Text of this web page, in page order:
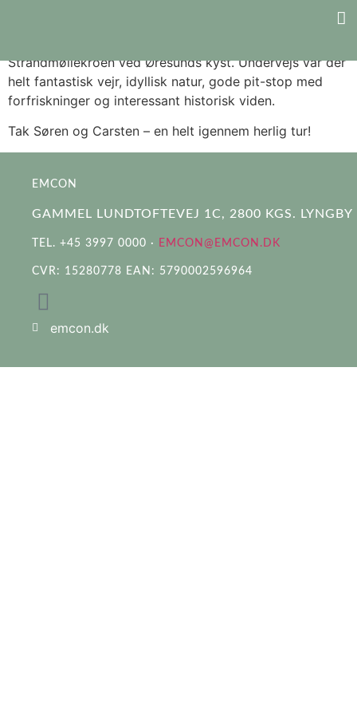
Strandmøllekroen ved Øresunds kyst. Undervejs var der
helt fantastisk vejr, idyllisk natur, gode pit-stop med
forfriskninger og interessant historisk viden.
Tak Søren og Carsten – en helt igennem herlig tur!
EMCON
GAMMEL LUNDTOFTEVEJ 1C, 2800 KGS. LYNGBY
TEL. +45 3997 0000 · EMCON@EMCON.DK
CVR: 15280778 EAN: 5790002596964
emcon.dk